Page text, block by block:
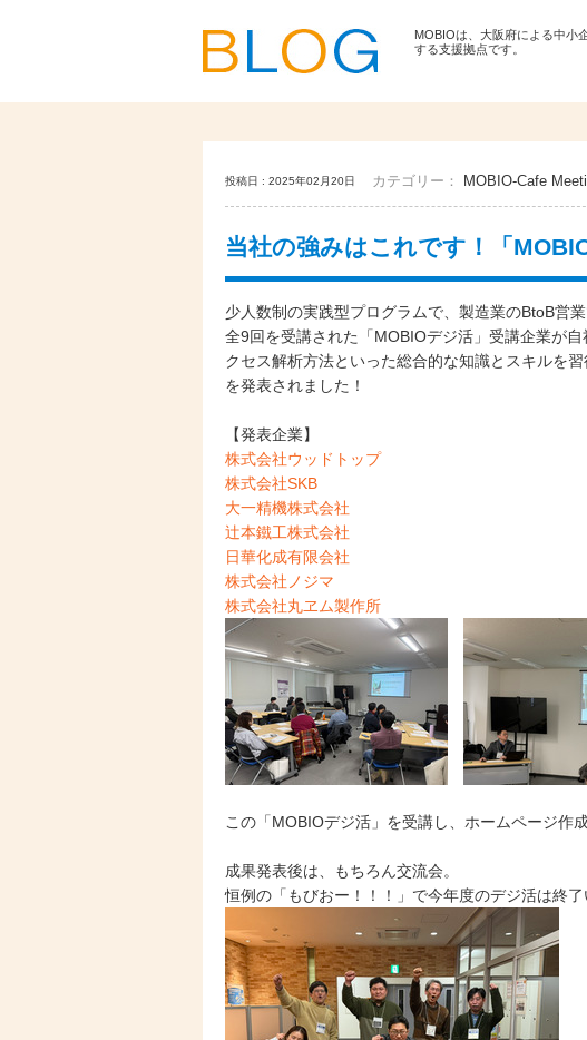
MOBIOは、大阪府による中小
する支援拠点です。
投稿日 : 2025年02月20日 カテゴリー： MOBIO-Cafe
当社の強みはこれです！「
少人数制の実践型プログラムで、製造業のBtoB営
全9回を受講された「MOBIOデジ活」受講企業が
クセス解析方法といった総合的な知識とスキルを
を発表されました！
【発表企業】
株式会社ウッドトップ
株式会社SKB
大一精機株式会社
辻本鐵工株式会社
日華化成有限会社
株式会社ノジマ
株式会社丸ヱム製作所
この「MOBIOデジ活」を受講し、ホームページ
成果発表後は、もちろん交流会。
恒例の「もびおー！！！」で今年度のデジ活は終了